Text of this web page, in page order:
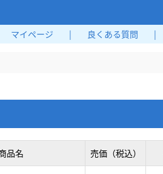
マイページ | 良くある質問 |
品名 売価（税込）